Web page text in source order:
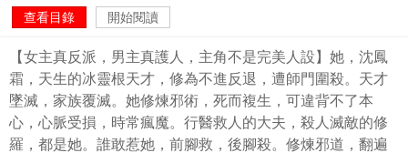
查看目錄 開始閱讀
【女主真反派，男主真護人，主角不是完美人設】她，沈鳳
霜，天生的冰靈根天才，修為不進反退，遭師門圍殺。天才
墜滅，家族覆滅。她修煉邪術，死而複生，可違背不了本
心，心脈受損，時常瘋魔。行醫救人的大夫，殺人滅敵的修
羅，都是她。誰敢惹她，前腳救，後腳殺。修煉邪道，翻遍